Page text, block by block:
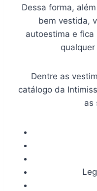
Dessa forma,
bem vestida,
autoestima e fica
Dentre as
catálogo da
as